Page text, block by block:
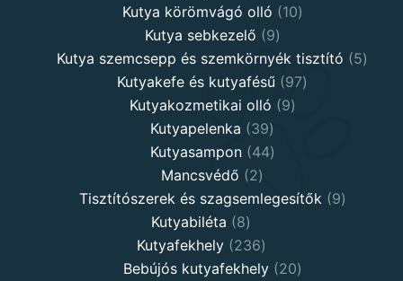
products
Kutya körömvágó olló 1010
Kutya sebkezelő 99
products
Kutya szemcsepp és szemkörnyék tisztító 55
Kutyakefe és kutyafésű 9797
Kutyakozmetikai olló 99
Kutyapelenka 3939
products
Kutyasampon 4444
Mancsvédő 22
products
Tisztítószerek és szagsemlegesítők 99
Kutyabiléta 88
products
Kutyafekhely 236236
products
Bebújós kutyafekhely 2020